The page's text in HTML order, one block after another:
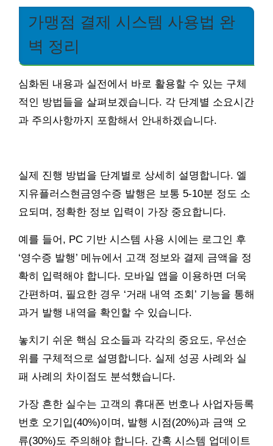
가맹점 결제 시스템 사용법 완
벽 정리
심화된 내용과 실전에서 바로 활용할 수 있는 구체
적인 방법들을 살펴보겠습니다. 각 단계별 소요시간
과 주의사항까지 포함해서 안내하겠습니다.
실제 진행 방법을 단계별로 상세히 설명합니다. 엘
지유플러스현금영수증 발행은 보통 5-10분 정도 소
요되며, 정확한 정보 입력이 가장 중요합니다.
예를 들어, PC 기반 시스템 사용 시에는 로그인 후
‘영수증 발행’ 메뉴에서 고객 정보와 결제 금액을 정
확히 입력해야 합니다. 모바일 앱을 이용하면 더욱
간편하며, 필요한 경우 ‘거래 내역 조회’ 기능을 통해
과거 발행 내역을 확인할 수 있습니다.
놓치기 쉬운 핵심 요소들과 각각의 중요도, 우선순
위를 구체적으로 설명합니다. 실제 성공 사례와 실
패 사례의 차이점도 분석했습니다.
가장 흔한 실수는 고객의 휴대폰 번호나 사업자등록
번호 오기입(40%)이며, 발행 시점(20%)과 금액 오
류(30%)도 주의해야 합니다. 간혹 시스템 업데이트